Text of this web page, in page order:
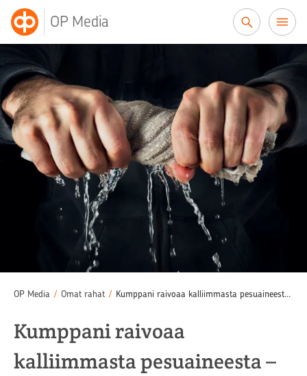
OP Media
OP Media / Omat rahat / Kumppani raivoaa kalliimmasta pesuaineesta – oletko taloudellisen väkivallan uhri?
Kumppani raivoaa
kalliimmasta pesuaineesta –